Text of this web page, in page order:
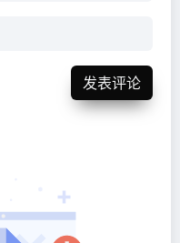
发表评论